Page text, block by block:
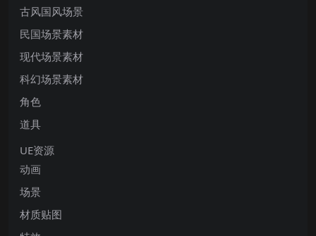
古风国风场景
民国场景素材
现代场景素材
科幻场景素材
角色
道具
UE资源
动画
场景
材质贴图